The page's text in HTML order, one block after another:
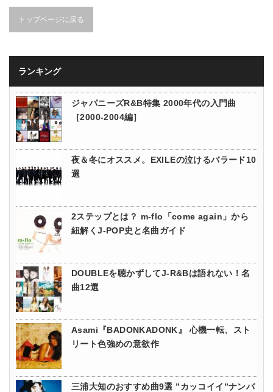
トップページに戻る
ランキング
ジャパニーズR&B特集 2000年代の入門曲
［2000-2004編］
夜＆冬にオススメ。EXILEの泣けるバラード10
選
2ステップとは？ m-flo「come again」から
紐解くJ-POP史と名曲ガイド
DOUBLEを聴かずしてJ-R&Bは語れない！名
曲12選
Asami『BADONKADONK』 心機一転、スト
リート色強めの意欲作
三浦大知のおすすめ曲9選 ”カッコイイ”ナンバ